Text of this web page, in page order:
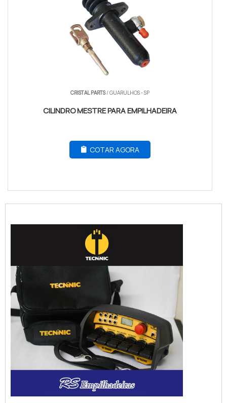
CRISTAL PARTS/ GUARULHOS - SP
CILINDRO MESTRE PARA EMPILHADEIRA
COTAR AGORA